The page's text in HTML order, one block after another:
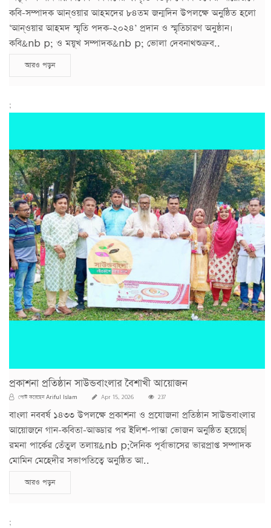
কবি-সম্পাদক আন্ওয়ার আহমদের ৮৪তম জন্মদিন উপলক্ষে অনুষ্ঠিত হলো
‘আন্ওয়ার আহমদ স্মৃতি পদক-২০২৪’ প্রদান ও স্মৃতিচারণ অনুষ্ঠান।
কবি&nb p; ও ময়ূখ সম্পাদক&nb p; ভোলা দেবনাথশুক্রব..
আরও পড়ুন
;
প্রকাশনা প্রতিষ্ঠান সাউন্ডবাংলার বৈশাখী আয়োজন
পোস্ট করেছেনAriful Islam Apr 15, 2026 237
বাংলা নববর্ষ ১৪৩৩ উপলক্ষে প্রকাশনা ও প্রযোজনা প্রতিষ্ঠান সাউন্ডবাংলার
আয়োজনে গান-কবিতা-আড্ডার পর ইলিশ-পান্তা ভোজন অনুষ্ঠিত হয়েছে|
রমনা পার্কের তেঁতুল তলায়&nb p;দৈনিক পূর্বাভাসের ভারপ্রাপ্ত সম্পাদক
মোমিন মেহেদীর সভাপতিত্বে অনুষ্ঠিত আ..
আরও পড়ুন
;